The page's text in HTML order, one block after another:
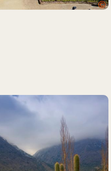
©